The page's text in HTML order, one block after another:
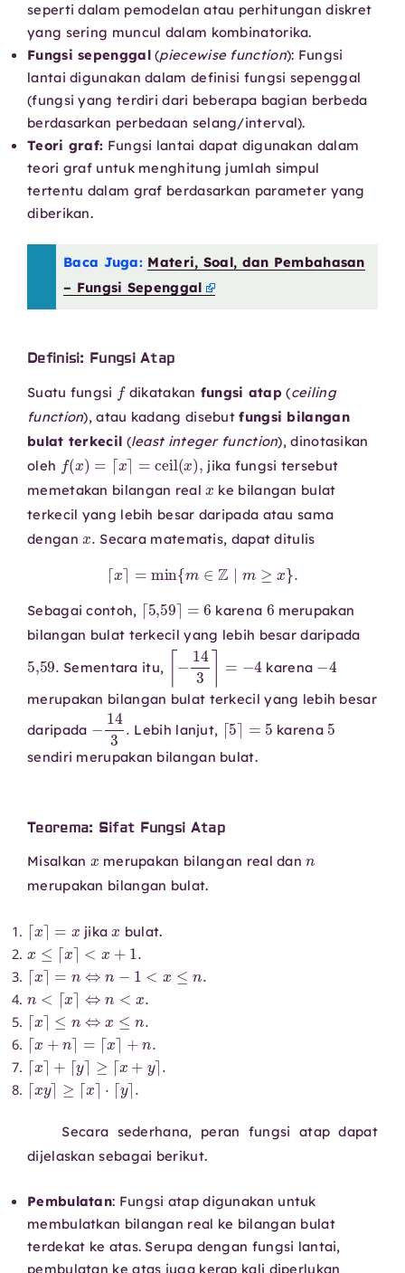
seperti dalam pemodelan atau perhitungan diskret
yang sering muncul dalam kombinatorika.
Fungsi sepenggal(piecewise function): Fungsi
lantai digunakan dalam definisi fungsi sepenggal
(fungsi yang terdiri dari beberapa bagian berbeda
berdasarkan perbedaan selang/interval).
Teori graf: Fungsi lantai dapat digunakan dalam
teori graf untuk menghitung jumlah simpul
tertentu dalam graf berdasarkan parameter yang
diberikan.
Baca Juga: Materi, Soal, dan Pembahasan
– Fungsi Sepenggal
Definisi: Fungsi Atap
Suatu fungsi
f
dikatakan fungsi atap (ceiling
function), atau kadang disebutfungsi bilangan
bulat terkecil (least integer function), dinotasikan
oleh
f(x ) ⌉ =ceil x),
jika fungsi tersebut
memetakan bilangan real
x
ke bilangan bulat
terkecil yang lebih besar daripada atau sama
dengan
x
Secara matematis, dapat ditulis
⌈ =min{m∈Z ∣ m≥x .
Sebagai contoh,
⌈5 ,59⌉
karena
6
merupakan
bilangan bulat terkecil yang lebih besar daripada
5 ,59.
Sementara itu,
143
karena
4
merupakan bilangan bulat terkecil yang lebih besar
daripada
143
Lebih lanjut,
⌈5⌉
karena
5
sendiri merupakan bilangan bulat.
Teorema: Sifat Fungsi Atap
Misalkan
merupakan bilangan real dan
merupakan bilangan bulat.
⌈x ⌉
jika bulat.
x ⌈ x⌉ <x+
⌈x⌉= n ⇔ − x n
n
⌈ x⌉ ⇔ n <
⌈x ⌉≤ n ⇔ x ≤
⌈x + n⌉ = x ⌉ + n.
⌈x ⌉ + y⌉ ≥ x +y
.
⌈x y⌉≥ ⌈x⌉ ⌈y ⌉.
Secara sederhana, peran fungsi atap dapat
dijelaskan sebagai berikut.
Pembulatan: Fungsi atap digunakan untuk
membulatkan bilangan real ke bilangan bulat
terdekat ke atas. Serupa dengan fungsi lantai,
pembulatan ke atas juga kerap kali diperlukan